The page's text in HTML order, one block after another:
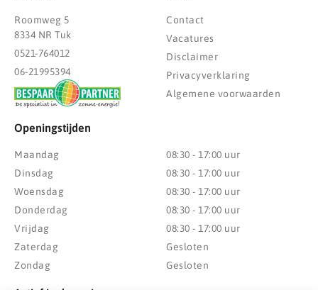
Roomweg 5
8334 NR Tuk
0521-764012
06-21995394
Contact
Vacatures
Disclaimer
Privacyverklaring
Algemene voorwaarden
Openingstijden
Maandag
Dinsdag
Woensdag
Donderdag
Vrijdag
Zaterdag
Zondag
08:30 - 17:00 uur
08:30 - 17:00 uur
08:30 - 17:00 uur
08:30 - 17:00 uur
08:30 - 17:00 uur
Gesloten
Gesloten